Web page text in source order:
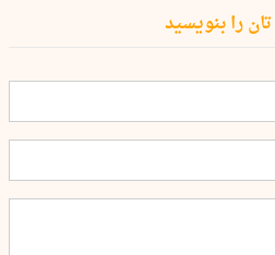
را بنویسید